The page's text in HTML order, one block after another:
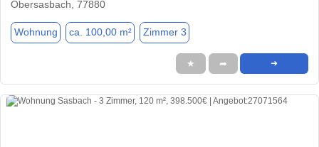
Obersasbach, 77880
Wohnung ca. 100,00 m² Zimmer 3
★ ➦ ➜